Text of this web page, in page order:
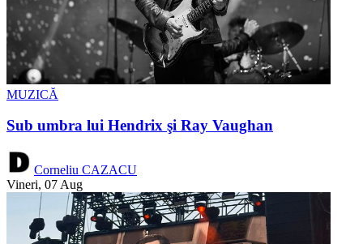
MUZICĂ
Sub umbra lui Hendrix şi Ray Vaughan
Corneliu CAZACU
Vineri, 07 Aug